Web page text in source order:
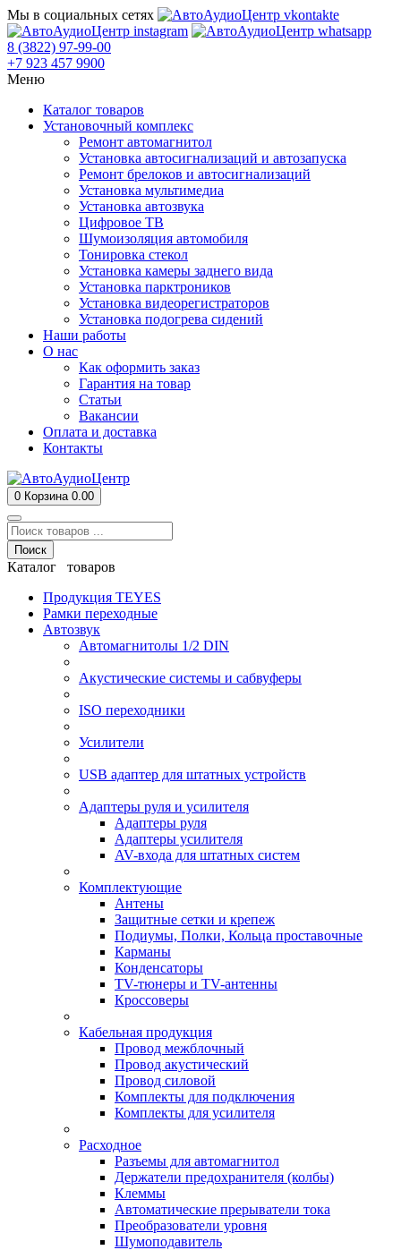
Мы в социальных сетях
8 (3822) 97-99-00
+7 923 457 9900
Меню
Каталог товаров
Установочный комплекс
Ремонт автомагнитол
Установка автосигнализаций и автозапуска
Ремонт брелоков и автосигнализаций
Установка мультимедиа
Установка автозвука
Цифровое ТВ
Шумоизоляция автомобиля
Тонировка стекол
Установка камеры заднего вида
Установка парктроников
Установка видеорегистраторов
Установка подогрева сидений
Наши работы
О нас
Как оформить заказ
Гарантия на товар
Статьи
Вакансии
Оплата и доставка
Контакты
0 Корзина 0.00
Поиск
Каталог товаров
Продукция TEYES
Рамки переходные
Автозвук
Автомагнитолы 1/2 DIN
Акустические системы и сабвуферы
ISO переходники
Усилители
USB адаптер для штатных устройств
Адаптеры руля и усилителя
Адаптеры руля
Адаптеры усилителя
AV-входа для штатных систем
Комплектующие
Антены
Защитные сетки и крепеж
Подиумы, Полки, Кольца проставочные
Карманы
Конденсаторы
TV-тюнеры и TV-антенны
Кроссоверы
Кабельная продукция
Провод межблочный
Провод акустический
Провод силовой
Комплекты для подключения
Комплекты для усилителя
Расходное
Разъемы для автомагнитол
Держатели предохранителя (колбы)
Клеммы
Автоматические прерыватели тока
Преобразователи уровня
Шумоподавитель